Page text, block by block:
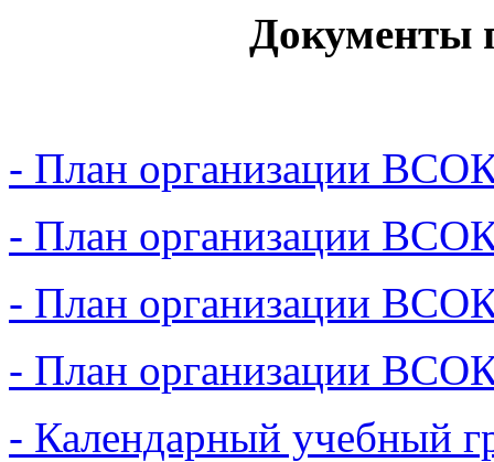
Документы
- План организации
- План организации
- План организации
- План организации
- Календарный учебный